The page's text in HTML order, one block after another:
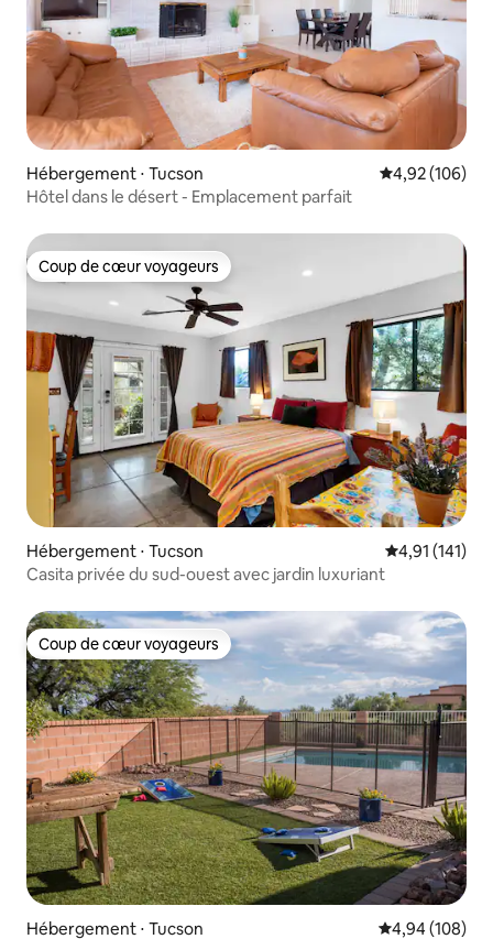
Hébergement ⋅ Tucson Évaluation
4,92 (106)
Hôtel dans le désert - Emplacement parfait
Coup de cœur voyageurs
Coup de cœur voyageurs
Hébergement ⋅ Tucson Évaluation
4,91 (141)
Casita privée du sud-ouest avec jardin luxuriant
Coup de cœur voyageurs
Coup de cœur voyageurs
Hébergement ⋅ Tucson Évaluation
4,94 (108)